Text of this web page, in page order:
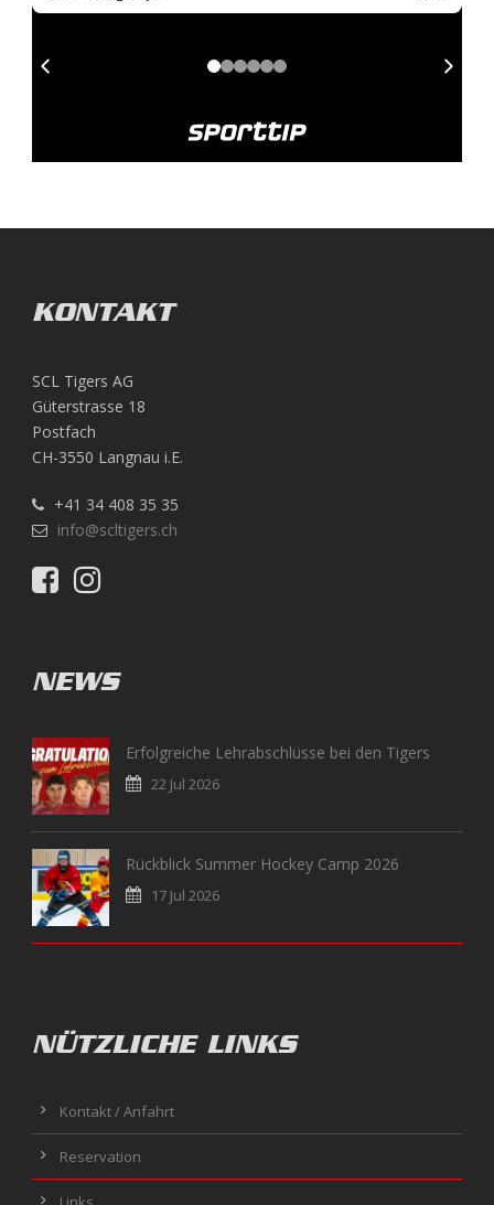
KONTAKT
SCL Tigers AG
Güterstrasse 18
Postfach
CH-3550 Langnau i.E.
+41 34 408 35 35
info@scltigers.ch
NEWS
Erfolgreiche Lehrabschlüsse bei den Tigers
22 Jul 2026
Rückblick Summer Hockey Camp 2026
17 Jul 2026
NÜTZLICHE LINKS
Kontakt / Anfahrt
Reservation